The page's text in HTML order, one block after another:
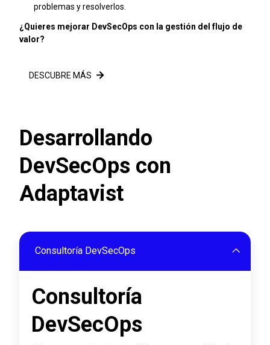
problemas y resolverlos.
¿Quieres mejorar DevSecOps con la gestión del flujo de
valor?
DESCUBRE MÁS
Desarrollando
DevSecOps con
Adaptavist
Consultoría DevSecOps
Consultoría
DevSecOps